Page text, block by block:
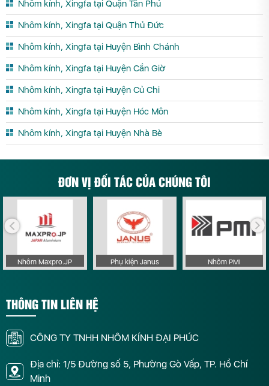
Nhôm kính, Xingfa tại Quận Tân Phú
Nhôm kính, Xingfa tại Quận Thủ Đức
Nhôm kính, Xingfa tại Huyện Bình Chánh
Nhôm kính, Xingfa tại Huyện Cần Giờ
Nhôm kính, Xingfa tại Huyện Củ Chi
Nhôm kính, Xingfa tại Huyện Hóc Môn
Nhôm kính, Xingfa tại Huyện Nhà Bè
ĐƠN VỊ ĐỐI TÁC CỦA CHÚNG TÔI
Nhôm Maxpro.JP Phụ kiện Janus Nhôm PMI
THÔNG TIN LIÊN HỆ
CÔNG TY TNHH NHÔM KÍNH ĐẠI PHÚC
Địa chỉ: 1/5 Đường số 5, Phường Gò Vấp, TP. Hồ Chí
Minh